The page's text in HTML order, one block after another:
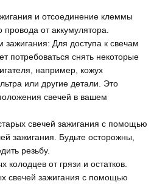
и отсоединение клеммы
провода от аккумулятора.
зажигания: Для доступа к свечам
потребоваться снять некоторые
например, кожух
или другие детали. Это
свечей в вашем
свечей зажигания с помощью
зажигания. Будьте осторожны,
резьбу.
колодцев от грязи и остатков.
свечей зажигания с помощью